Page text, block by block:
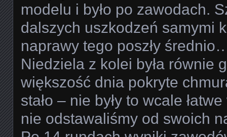
modelu i było po zawodach.
dalszych uszkodzeń samymi
naprawy tego poszły
Niedziela z kolei była równie
większość dnia pokryte
stało – nie były to wcale
nie odstawaliśmy od swoich